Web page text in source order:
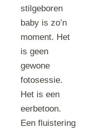
stilgeboren
baby is zo’n
moment. Het
is geen
gewone
fotosessie.
Het is een
eerbetoon.
Een fluistering